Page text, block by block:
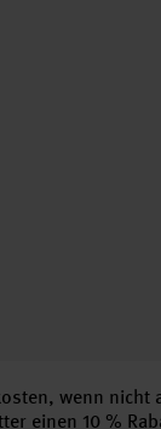
, wenn nicht
einen 10 %